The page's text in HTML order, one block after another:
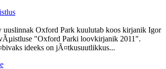
uuslinnak Oxford Park kuulutab koos kirjanik Igor
"Oxford Parki loovkirjanik 2011".
ideeks on jÃ¤tkusuutlikkus...